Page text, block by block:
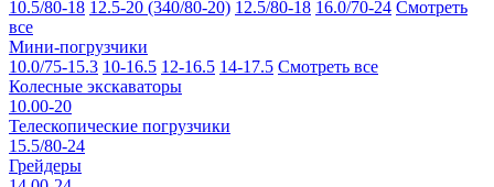
10.5/80-18 12.5-20 (340/80-20) 12.5/80-18 16.0/70-24 Смотреть
все
Мини-погрузчики
10.0/75-15.3 10-16.5 12-16.5 14-17.5 Смотреть все
Колесные экскаваторы
10.00-20
Телескопические погрузчики
15.5/80-24
Грейдеры